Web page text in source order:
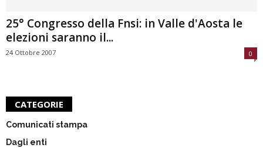
25° Congresso della Fnsi: in Valle d'Aosta le
elezioni saranno il...
24 Ottobre 2007 0
CATEGORIE
Comunicati stampa
Dagli enti